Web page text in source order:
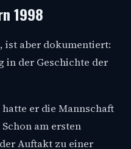
1998
ist aber dokumentiert:
in der Geschichte der
er die Mannschaft
am ersten
Auftakt zu einer